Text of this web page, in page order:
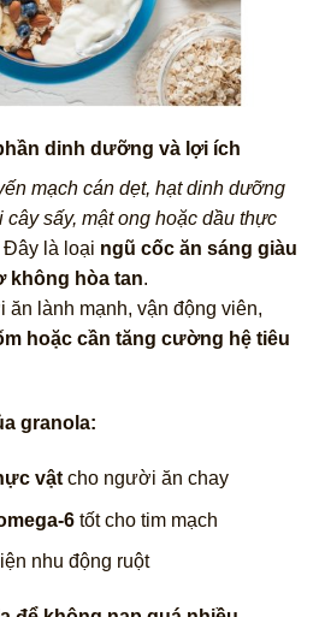
dinh dưỡng và lợi ích
mạch cán dẹt, hạt dinh dưỡng
cây sấy, mật ong hoặc dầu thực
Đây là loại ngũ cốc ăn sáng giàu
không hòa tan.
lành mạnh, vận động viên,
hoặc cần tăng cường hệ tiêu
granola:
vậtcho người ăn chay
6tốt cho tim mạch
nhu động ruột